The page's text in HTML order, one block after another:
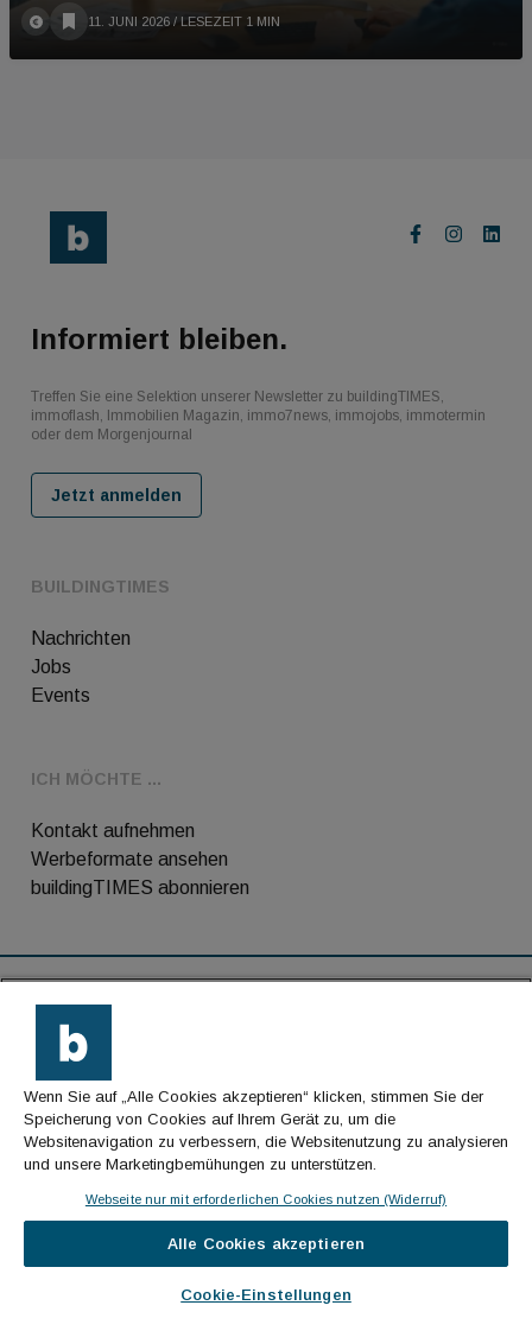
11. JUNI 2026 / LESEZEIT 1 MIN
BUILDINGTIMES
Nachrichten
Jobs
Events
ICH MÖCHTE ...
Kontakt aufnehmen
Werbeformate ansehen
buildingTIMES abonnieren
Informiert bleiben.
Treffen Sie eine Selektion unserer Newsletter zu buildingTIMES,
immoflash, Immobilien Magazin, immo7news, immojobs, immotermin
oder dem Morgenjournal
Jetzt anmelden
© Cachalot Media House GmbH - Alle Rechte
Kontakt
Impressum
Datenschutz
Wenn Sie auf „Alle Cookies akzeptieren“ klicken, stimmen Sie der
Speicherung von Cookies auf Ihrem Gerät zu, um die
Websitenavigation zu verbessern, die Websitenutzung zu analysieren
und unsere Marketingbemühungen zu unterstützen.
Webseite nur mit erforderlichen Cookies nutzen (Widerruf)
Alle Cookies akzeptieren
Cookie-Einstellungen